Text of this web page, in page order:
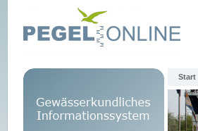
Start